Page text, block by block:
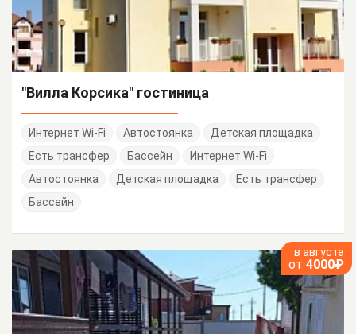
"Вилла Корсика" гостиница
Интернет Wi-Fi Автостоянка
Детская площадка
Есть трансфер
Бассейн
Интернет Wi-Fi
Автостоянка
Детская площадка
Есть трансфер
Бассейн
в августе
от 4000₽